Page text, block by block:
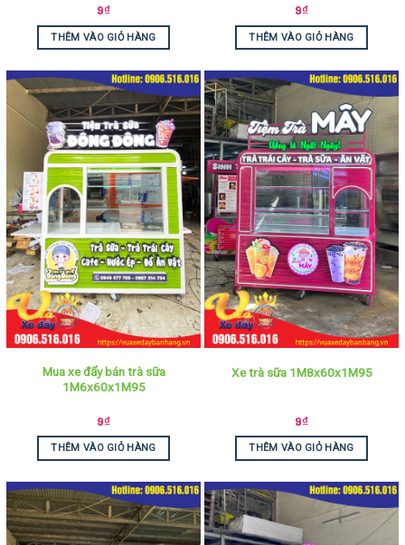
9₫
THÊM VÀO GIỎ HÀNG
9₫
THÊM VÀO GIỎ HÀNG
Mua xe đẩy bán trà sữa
1M6x60x1M95
9₫
THÊM VÀO GIỎ HÀNG
Xe trà sữa 1M8x60x1M95
9₫
THÊM VÀO GIỎ HÀNG